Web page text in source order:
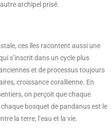
archipel prisé.
ces îles racontent aussi une
s’inscrit dans un cycle plus
et de processus toujours
croissance corallienne. En
on perçoit que chaque
bosquet de pandanus est le
la terre, l’eau et la vie.